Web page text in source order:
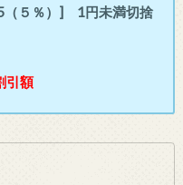
％）] 1円未満切捨
引額